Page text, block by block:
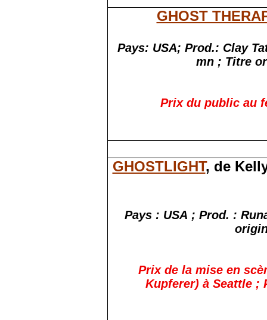
GHOST
Pays: USA; Prod.: Clay
mn ; Titre
Prix du public au
GHOSTLIGHT, de
Pays : USA ; Prod. :
Prix de la mise en
Kupferer) à Seattle ;